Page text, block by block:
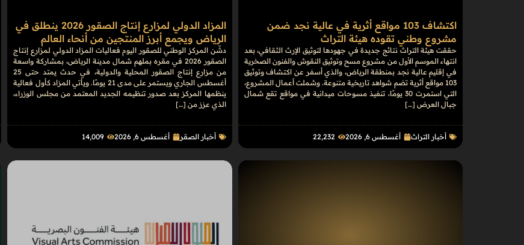
اكتشاف 103 مواقع أثرية في عالية نجد ضمن
مشروع وطني تقوده هيئة التراث
حققت هيئة التراث نتائج جديدة في جهودها لتوثيق الإرث الثقافي، بعد
انتهاء الموسم الأول من مشروع مسح وتوثيق النقوش والفنون الصخرية
في إقليم عالية نجد بمنطقة الرياض، والذي أسفر عن اكتشاف وتوثيق
103 مواقع أثرية تضم شواهد تاريخية متنوعة. وشملت أعمال المشروع،
التي استمرت 30 يومًا، تنفيذ مسوحات ميدانية في مواقع تقع شمال
جبال العرض […]
أخبار التراث أغسطس 6, 2026 22٬232
المزاد الدولي لمزارع إنتاج الصقور 2026 ينطلق في
الرياض ويجمع أبرز المنتجين من أنحاء العالم
دشّن المركز الوطني للصقور اليوم فعاليات المزاد الدولي لمزارع إنتاج
الصقور 2026 في مقره بملهم شمال مدينة الرياض، بمشاركة واسعة
من مزارع إنتاج الصقور المحلية والدولية، في حدث يمتد حتى 25
أغسطس الجاري ويستمر على مدى 21 يومًا. ويأتي المزاد كأول فعالية
ينظمها المركز بعد صدور تنظيمه الجديد المعتمد من مجلس الوزراء،
الذي عزز من […]
أخبار الصقر أغسطس 6, 2026 14٬009